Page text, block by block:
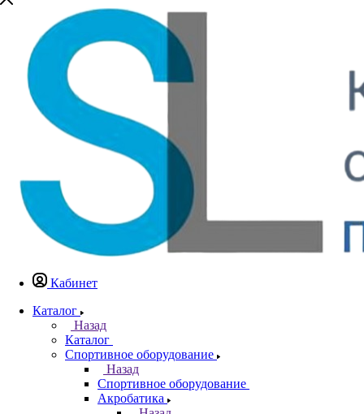
Кабинет
Каталог
Назад
Каталог
Спортивное оборудование
Назад
Спортивное оборудование
Акробатика